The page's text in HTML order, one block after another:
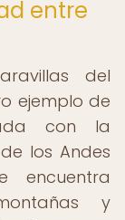
entre
del
ejemplo de
con la
los Andes
encuentra
y